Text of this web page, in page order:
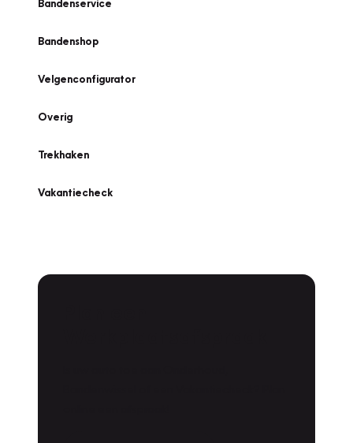
Bandenservice
Bandenshop
Velgenconfigurator
Overig
Trekhaken
Vakantiecheck